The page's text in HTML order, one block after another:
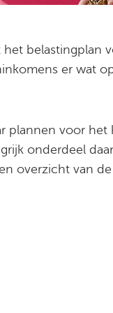
belastingplan
er wat
plannen voor
onderdeel
overzicht van